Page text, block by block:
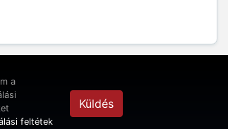
a
feltétek
Küldés